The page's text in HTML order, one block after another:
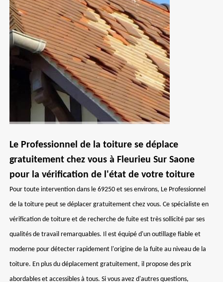
Le Professionnel de la toiture se déplace
gratuitement chez vous à Fleurieu Sur Saone
pour la vérification de l'état de votre toiture
Pour toute intervention dans le 69250 et ses environs, Le Professionnel
de la toiture peut se déplacer gratuitement chez vous. Ce spécialiste en
vérification de toiture et de recherche de fuite est très sollicité par ses
qualités de travail remarquables. Il est équipé d'un outillage fiable et
moderne pour détecter rapidement l'origine de la fuite au niveau de la
toiture. En plus du déplacement gratuitement, il propose des prix
abordables et accessibles à tous. Si vous avez d'autres questions,